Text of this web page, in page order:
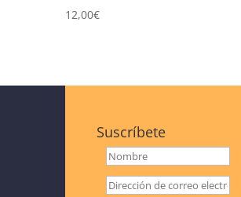
12,00€
Suscríbete